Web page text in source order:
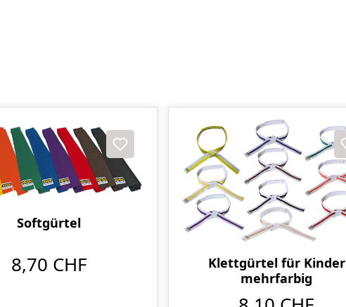
Softgürtel
8,70 CHF
Klettgürtel für Kinder
mehrfarbig